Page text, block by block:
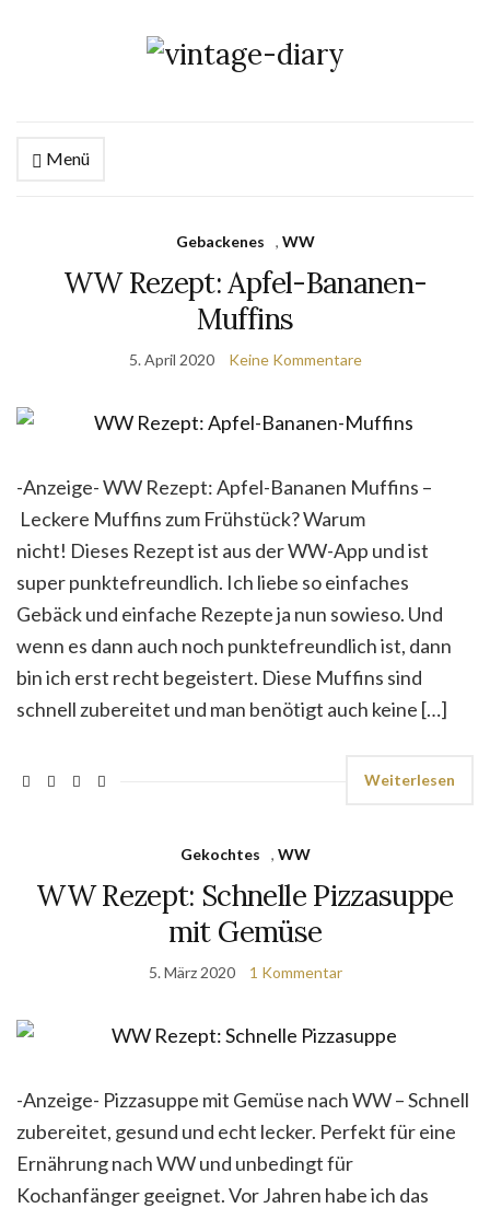
Menü
Gebackenes , WW
WW Rezept: Apfel-Bananen-
Muffins
5. April 2020 Keine Kommentare
-Anzeige- WW Rezept: Apfel-Bananen Muffins –
Leckere Muffins zum Frühstück? Warum
nicht! Dieses Rezept ist aus der WW-App und ist
super punktefreundlich. Ich liebe so einfaches
Gebäck und einfache Rezepte ja nun sowieso. Und
wenn es dann auch noch punktefreundlich ist, dann
bin ich erst recht begeistert. Diese Muffins sind
schnell zubereitet und man benötigt auch keine […]
Weiterlesen
Gekochtes , WW
WW Rezept: Schnelle Pizzasuppe
mit Gemüse
5. März 2020 1 Kommentar
-Anzeige- Pizzasuppe mit Gemüse nach WW – Schnell
zubereitet, gesund und echt lecker. Perfekt für eine
Ernährung nach WW und unbedingt für
Kochanfänger geeignet. Vor Jahren habe ich das